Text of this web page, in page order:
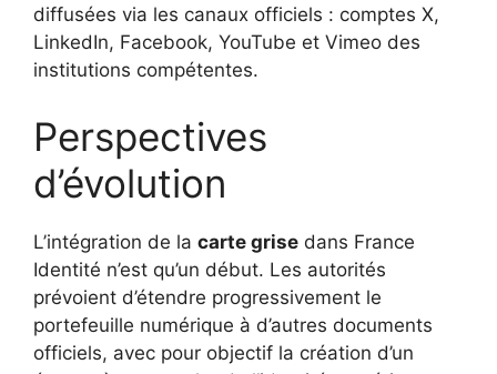
diffusées via les canaux officiels : comptes X,
LinkedIn, Facebook, YouTube et Vimeo des
institutions compétentes.
Perspectives
d’évolution
L’intégration de la carte grise dans France
Identité n’est qu’un début. Les autorités
prévoient d’étendre progressivement le
portefeuille numérique à d’autres documents
officiels, avec pour objectif la création d’un